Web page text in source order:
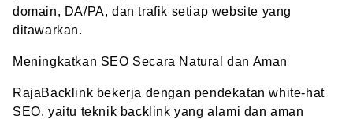
domain, DA/PA, dan trafik setiap website yang
ditawarkan.
Meningkatkan SEO Secara Natural dan Aman
RajaBacklink bekerja dengan pendekatan white-hat
SEO, yaitu teknik backlink yang alami dan aman